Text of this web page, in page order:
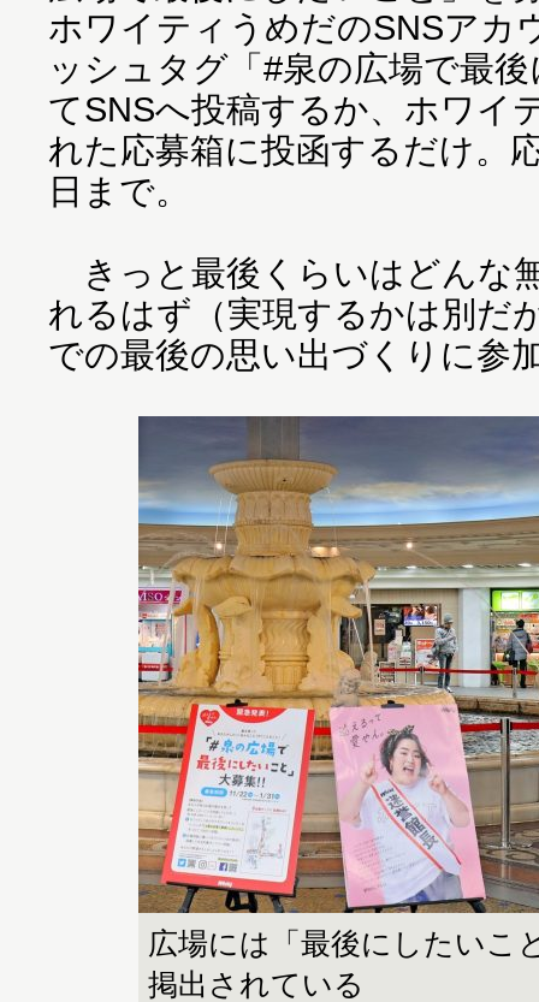
ホワイティうめだのSNSアカ
ッシュタグ「#泉の広場で最
てSNSへ投稿するか、ホワイ
れた応募箱に投函するだけ。
日まで。
きっと最後くらいはどんな
れるはず（実現するかは別だ
での最後の思い出づくりに参
広場には「最後にしたいこ
掲出されている